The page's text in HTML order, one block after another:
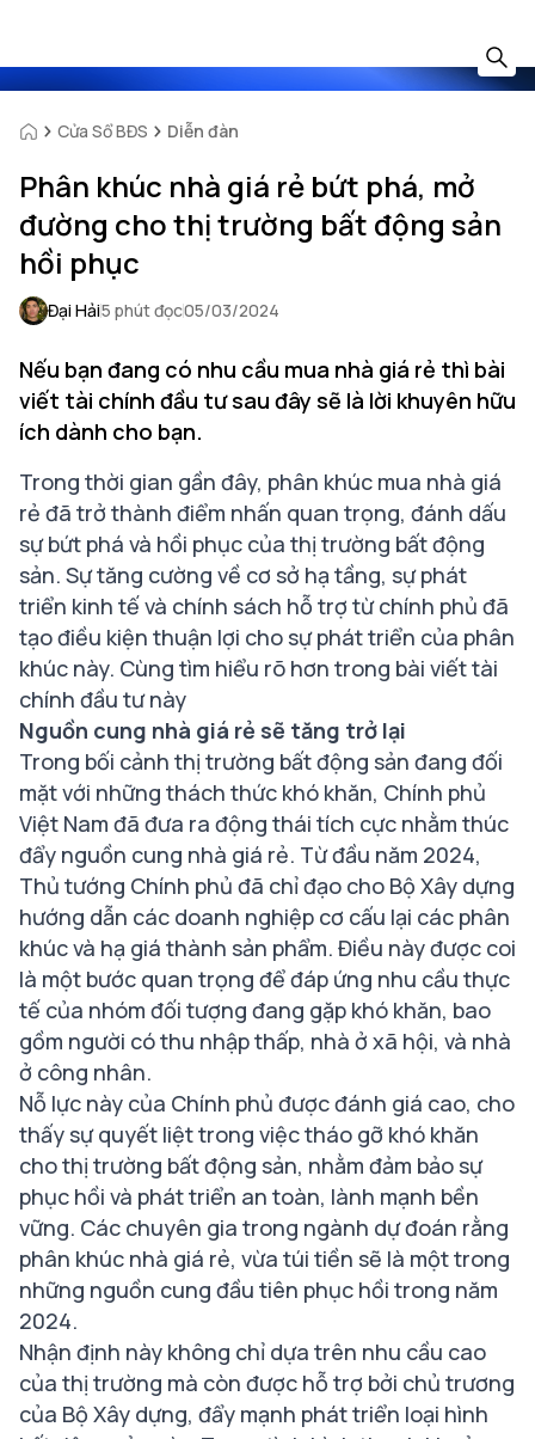
Cửa Sổ BĐS Diễn đàn
Phân khúc nhà giá rẻ bứt phá, mở
đường cho thị trường bất động sản
hồi phục
Đại Hải5 phút đọc05/03/2024
Nếu bạn đang có nhu cầu mua nhà giá rẻ thì bài
viết tài chính đầu tư sau đây sẽ là lời khuyên hữu
ích dành cho bạn.
Trong thời gian gần đây, phân khúc mua nhà giá
rẻ đã trở thành điểm nhấn quan trọng, đánh dấu
sự bứt phá và hồi phục của thị trường bất động
sản. Sự tăng cường về cơ sở hạ tầng, sự phát
triển kinh tế và chính sách hỗ trợ từ chính phủ đã
tạo điều kiện thuận lợi cho sự phát triển của phân
khúc này. Cùng tìm hiểu rõ hơn trong bài viết tài
chính đầu tư này
Nguồn cung nhà giá rẻ sẽ tăng trở lại
Trong bối cảnh thị trường bất động sản đang đối
mặt với những thách thức khó khăn, Chính phủ
Việt Nam đã đưa ra động thái tích cực nhằm thúc
đẩy nguồn cung nhà giá rẻ. Từ đầu năm 2024,
Thủ tướng Chính phủ đã chỉ đạo cho Bộ Xây dựng
hướng dẫn các doanh nghiệp cơ cấu lại các phân
khúc và hạ giá thành sản phẩm. Điều này được coi
là một bước quan trọng để đáp ứng nhu cầu thực
tế của nhóm đối tượng đang gặp khó khăn, bao
gồm người có thu nhập thấp, nhà ở xã hội, và nhà
ở công nhân.
Nỗ lực này của Chính phủ được đánh giá cao, cho
thấy sự quyết liệt trong việc tháo gỡ khó khăn
cho thị trường bất động sản, nhằm đảm bảo sự
phục hồi và phát triển an toàn, lành mạnh bền
vững. Các chuyên gia trong ngành dự đoán rằng
phân khúc nhà giá rẻ, vừa túi tiền sẽ là một trong
những nguồn cung đầu tiên phục hồi trong năm
2024.
Nhận định này không chỉ dựa trên nhu cầu cao
của thị trường mà còn được hỗ trợ bởi chủ trương
của Bộ Xây dựng, đẩy mạnh phát triển loại hình